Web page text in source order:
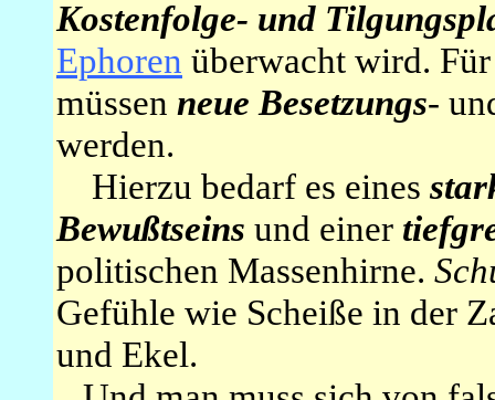
Kostenfolge- und
Ephoren überwacht wird.
müssen neue Besetzungs-
werden.
Hierzu bedarf es eines
Bewußtseins und einer
politischen Massenhirne.
Gefühle wie Scheiße in der
und Ekel.